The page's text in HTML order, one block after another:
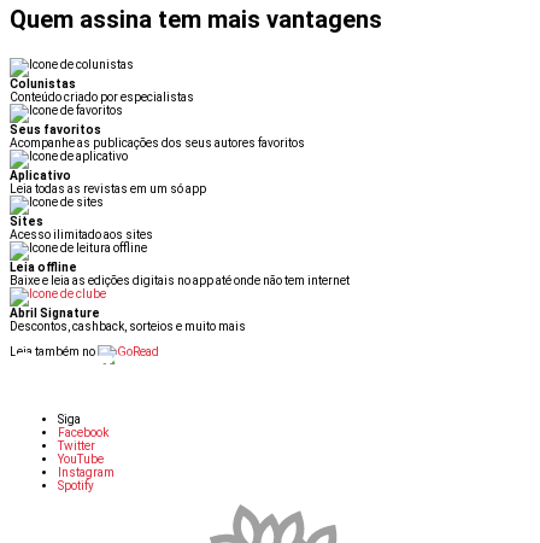
Quem assina tem mais vantagens
Colunistas
Conteúdo criado por especialistas
Seus favoritos
Acompanhe as publicações dos seus autores favoritos
Aplicativo
Leia todas as revistas em um só app
Sites
Acesso ilimitado aos sites
Leia offline
Baixe e leia as edições digitais no app até onde não tem internet
Abril Signature
Descontos, cashback, sorteios e muito mais
Leia também no
Siga
Facebook
Twitter
YouTube
Instagram
Spotify